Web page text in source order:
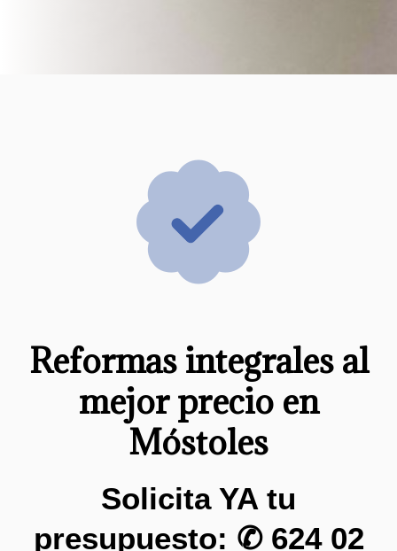
Reformas integrales al
mejor precio en
Móstoles
Solicita YA tu
presupuesto: ✆ 624 02